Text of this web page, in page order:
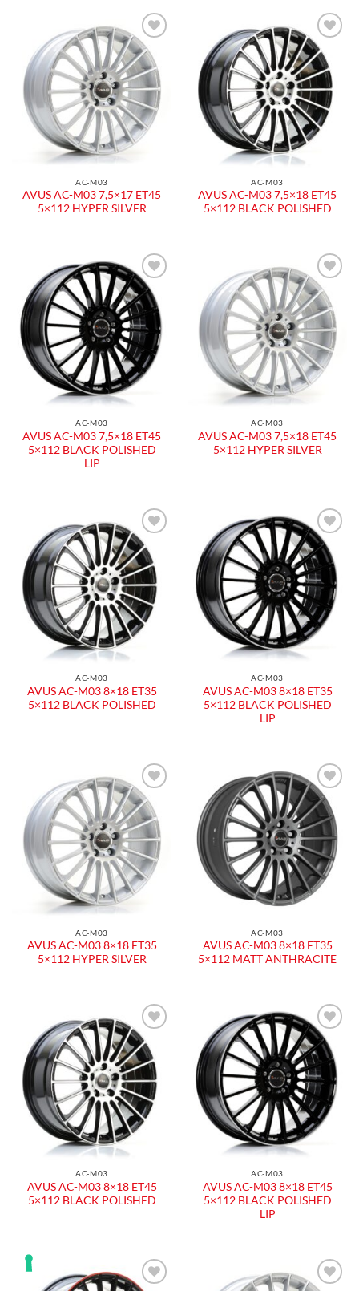
AC-M03
AVUS AC-M03 7,5×17 ET45
5×112 HYPER SILVER
AC-M03
AVUS AC-M03 7,5×18 ET45
5×112 BLACK POLISHED
AC-M03
AVUS AC-M03 7,5×18 ET45
5×112 BLACK POLISHED
LIP
AC-M03
AVUS AC-M03 7,5×18 ET45
5×112 HYPER SILVER
AC-M03
AVUS AC-M03 8×18 ET35
5×112 BLACK POLISHED
AC-M03
AVUS AC-M03 8×18 ET35
5×112 BLACK POLISHED
LIP
AC-M03
AVUS AC-M03 8×18 ET35
5×112 HYPER SILVER
AC-M03
AVUS AC-M03 8×18 ET35
5×112 MATT ANTHRACITE
AC-M03
AVUS AC-M03 8×18 ET45
5×112 BLACK POLISHED
AC-M03
AVUS AC-M03 8×18 ET45
5×112 BLACK POLISHED
LIP